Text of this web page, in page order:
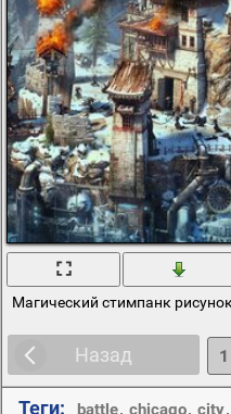
Магический стимпанк
Назад 1
Теги: battle, chicago, city,